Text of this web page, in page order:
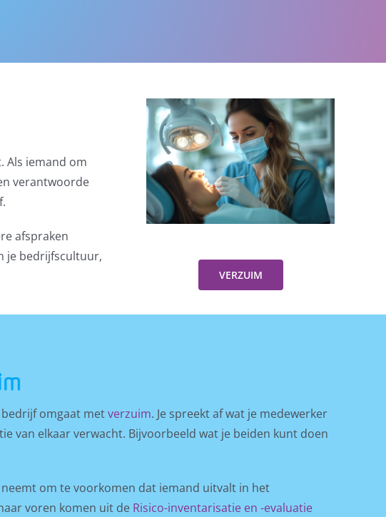
Als iemand om
verantwoorde
afspraken
je bedrijfscultuur,
VERZUIM
omgaat metverzuim. Je spreekt af wat je medewerker
van elkaar verwacht. Bijvoorbeeld wat je beiden kunt doen
om te voorkomen dat iemand uitvalt in het
voren komen uit de Risico-inventarisatie en -evaluatie